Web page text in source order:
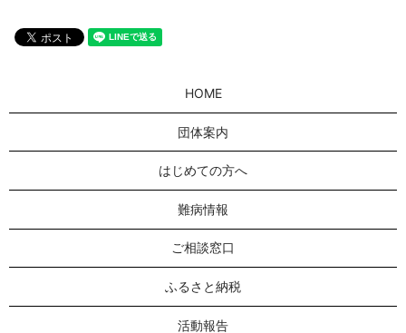
HOME
団体案内
はじめての方へ
難病情報
ご相談窓口
ふるさと納税
活動報告